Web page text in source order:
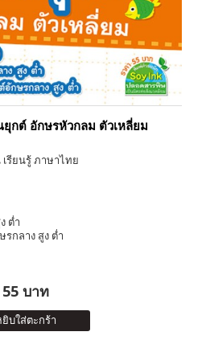
กต์ อักษรหัวกลม ตัวเหลี่ยม
รียนรู้ ภาษาไทย
ต่ำ
กลาง สูง ต่ำ
55 บาท
บใส่ตะกร้า